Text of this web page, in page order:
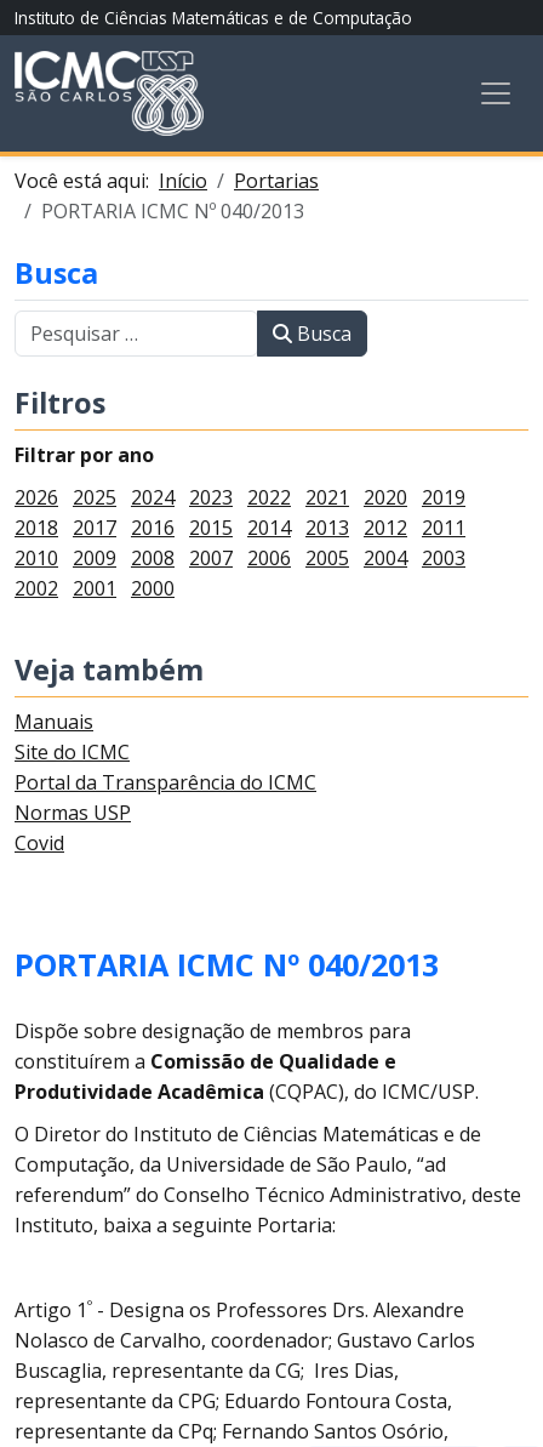
Instituto de Ciências Matemáticas e de Computação
Você está aqui: Início
Portarias
PORTARIA ICMC Nº 040/2013
Busca
Busca
Filtros
Filtrar por ano
2026
2025 2024 2023 2022 2021 2020
2019
2018
2017 2016 2015 2014 2013 2012
2011
2010
2009 2008 2007 2006 2005 2004 2003
2002
2001 2000
Veja também
Manuais
Site do ICMC
Portal da Transparência do ICMC
Normas USP
Covid
PORTARIA ICMC Nº 040/2013
Dispõe sobre designação de membros para
constituírem a Comissão de Qualidade e
Produtividade Acadêmica (CQPAC), do ICMC/USP.
O Diretor do Instituto de Ciências Matemáticas e de
Computação, da Universidade de São Paulo, “ad
referendum” do Conselho Técnico Administrativo, deste
Instituto, baixa a seguinte Portaria:
Artigo 1º - Designa os Professores Drs. Alexandre
Nolasco de Carvalho, coordenador; Gustavo Carlos
Buscaglia, representante da CG; Ires Dias,
representante da CPG; Eduardo Fontoura Costa,
representante da CPq; Fernando Santos Osório,